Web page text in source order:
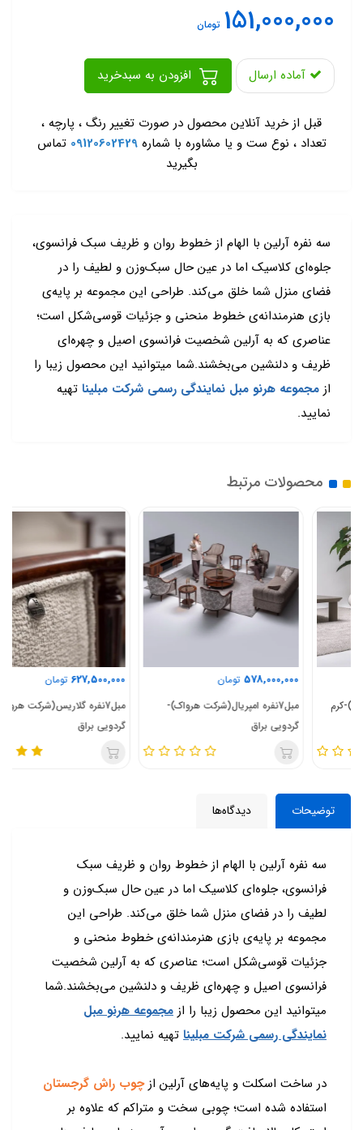
151,000,000 تومان
آماده ارسال
قبل از خرید آنلاین محصول در صورت تغییر رنگ ، پارچه ،
تعداد ، نوع ست و یا مشاوره با شماره09120602429 تماس
بگیرید
سه نفره آرلین با الهام از خطوط روان و ظریف سبک فرانسوی،
جلوه‌ای کلاسیک اما در عین حال سبک‌وزن و لطیف را در
فضای منزل شما خلق می‌کند. طراحی این مجموعه بر پایه‌ی
بازی هنرمندانه‌ی خطوط منحنی و جزئیات قوسی‌شکل است؛
عناصری که به آرلین شخصیت فرانسوی اصیل و چهره‌ای
ظریف و دلنشین می‌بخشند.شما میتوانید این محصول زیبا را
از مجموعه هرنو مبل نمایندگی رسمی شرکت مبلینا تهیه
نمایید.
محصولات مرتبط
578,000,000 تومان
مبل7نفره امپریال(شرکت هرواک)-
گردویی براق
627,500,000 تومان
مبل7نفره گلاریس(شرکت هرواک)-
گردویی براق
توضیحات دیدگاه‌ها
سه نفره آرلین با الهام از خطوط روان و ظریف سبک
فرانسوی، جلوه‌ای کلاسیک اما در عین حال سبک‌وزن و
لطیف را در فضای منزل شما خلق می‌کند. طراحی این
مجموعه بر پایه‌ی بازی هنرمندانه‌ی خطوط منحنی و
جزئیات قوسی‌شکل است؛ عناصری که به آرلین شخصیت
فرانسوی اصیل و چهره‌ای ظریف و دلنشین می‌بخشند.شما
میتوانید این محصول زیبا را از مجموعه هرنو مبل
نمایندگی رسمی شرکت مبلینا تهیه نمایید.
در ساخت اسکلت و پایه‌های آرلین ازچوب راش گرجستان
استفاده شده است؛ چوبی سخت و متراکم که علاوه بر